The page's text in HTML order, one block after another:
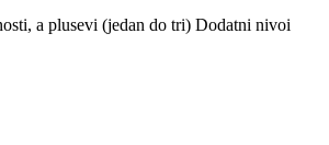
a plusevi (jedan do tri) Dodatni nivoi